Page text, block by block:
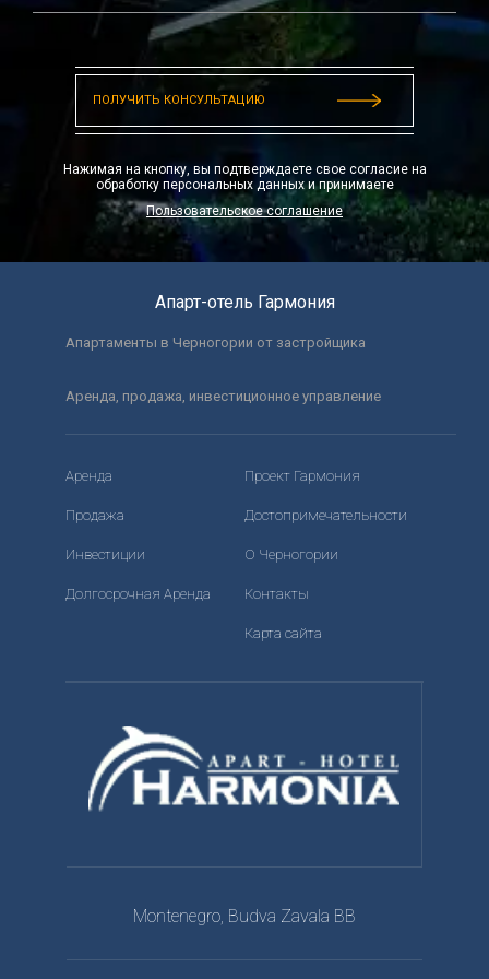
Бокалы для вина
Высокий стул для ребенка
Нажимая на кнопку, вы подтверждаете свое согласие на
обработку персональных данных и принимаете
Пользовательское соглашение
Апарт-отель Гармония
Апартаменты в Черногории от застройщика
Аренда, продажа, инвестиционное управление
Аренда
Продажа
Инвестиции
Долгосрочная Аренда
Проект Гармония
Достопримечательности
О Черногории
Контакты
Карта сайта
Montenegro, Budva Zavala BB